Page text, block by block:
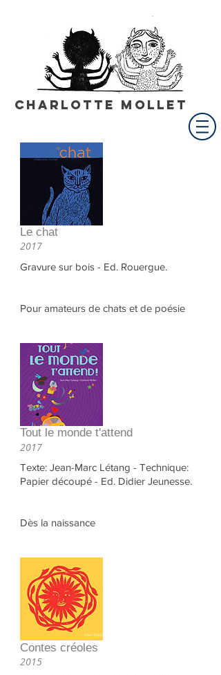
Charlotte Mollet
Le chat
2017
Gravure sur bois - Ed. Rouergue.
Pour amateurs de chats et de poésie
Tout le monde t'attend
2017
Texte: Jean-Marc Létang - Technique:
Papier découpé - Ed. Didier Jeunesse.
Dès la naissance
Contes créoles
2015